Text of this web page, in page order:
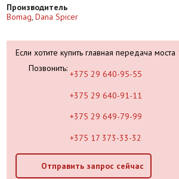
Производитель
Bomag, Dana Spicer
Если хотите купить главная передача
Позвонить:
+375 29 640-95-55
+375 29 640-91-11
+375 29 649-79-99
+375 17 373-33-32
Отправить запрос сейчас